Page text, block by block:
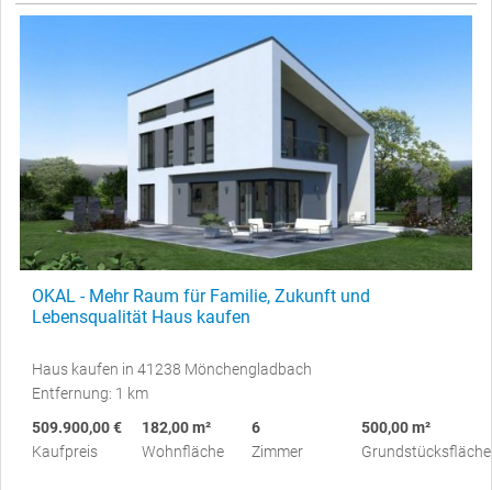
OKAL - Mehr Raum für Familie, Zukunft und
Lebensqualität Haus kaufen
Haus kaufen in 41238 Mönchengladbach
Entfernung: 1 km
509.900,00 €
Kaufpreis
182,00 m²
Wohnfläche
6
Zimmer
500,00 m²
Grundstücksfläche